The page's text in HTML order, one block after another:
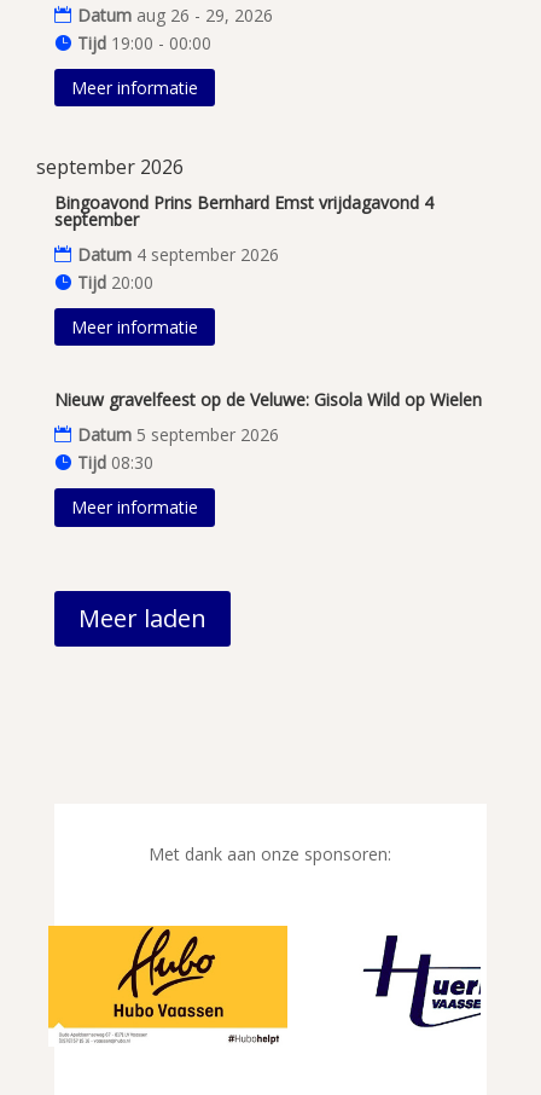
Datum aug 26 - 29, 2026
Tijd 19:00 - 00:00
Meer informatie
september 2026
Bingoavond Prins Bernhard Emst vrijdagavond 4
september
Datum 4 september 2026
Tijd 20:00
Meer informatie
Nieuw gravelfeest op de Veluwe: Gisola Wild op Wielen
Datum 5 september 2026
Tijd 08:30
Meer informatie
Meer laden
Met dank aan onze sponsoren: